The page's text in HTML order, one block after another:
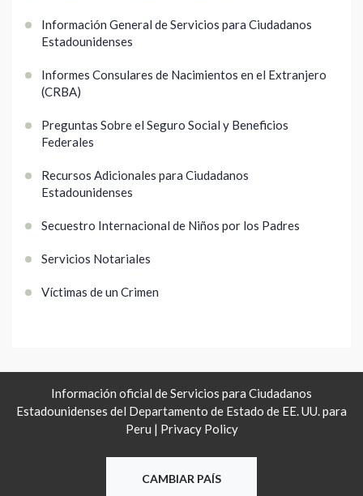
Información General de Servicios para Ciudadanos
Estadounidenses
Informes Consulares de Nacimientos en el Extranjero
(CRBA)
Preguntas Sobre el Seguro Social y Beneficios
Federales
Recursos Adicionales para Ciudadanos
Estadounidenses
Secuestro Internacional de Niños por los Padres
Servicios Notariales
Víctimas de un Crimen
Información oficial de Servicios para Ciudadanos
Estadounidenses del Departamento de Estado de EE. UU. para
Peru | Privacy Policy
CAMBIAR PAÍS